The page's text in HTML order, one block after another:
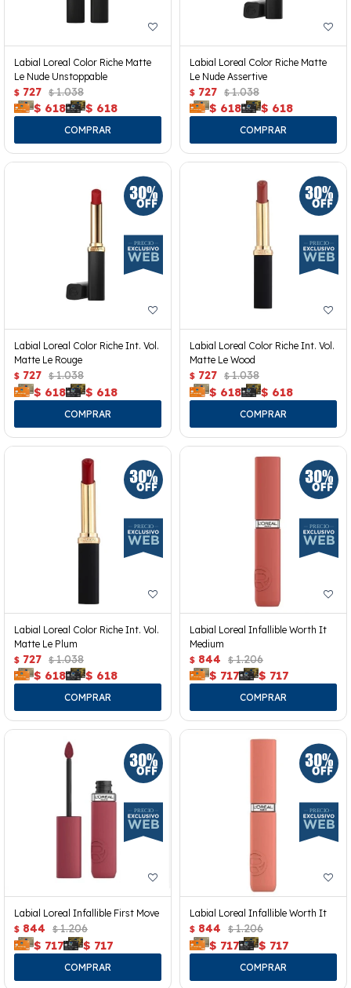
Labial Loreal Color Riche Matte
Le Nude Unstoppable
$ 727 $ 1.038
$ 618 $ 618
Labial Loreal Color Riche Matte
Le Nude Assertive
$ 727 $ 1.038
$ 618 $ 618
Labial Loreal Color Riche Int. Vol.
Matte Le Rouge
$ 727 $ 1.038
$ 618 $ 618
Labial Loreal Color Riche Int. Vol.
Matte Le Wood
$ 727 $ 1.038
$ 618 $ 618
Labial Loreal Color Riche Int. Vol.
Matte Le Plum
$ 727 $ 1.038
$ 618 $ 618
Labial Loreal Infallible Worth It
Medium
$ 844 $ 1.206
$ 717 $ 717
Labial Loreal Infallible First Move
$ 844 $ 1.206
$ 717 $ 717
Labial Loreal Infallible Worth It
$ 844 $ 1.206
$ 717 $ 717